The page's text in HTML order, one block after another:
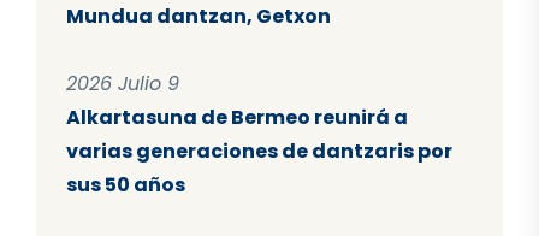
Mundua dantzan, Getxon
2026 Julio 9
Alkartasuna de Bermeo reunirá a
varias generaciones de dantzaris por
sus 50 años